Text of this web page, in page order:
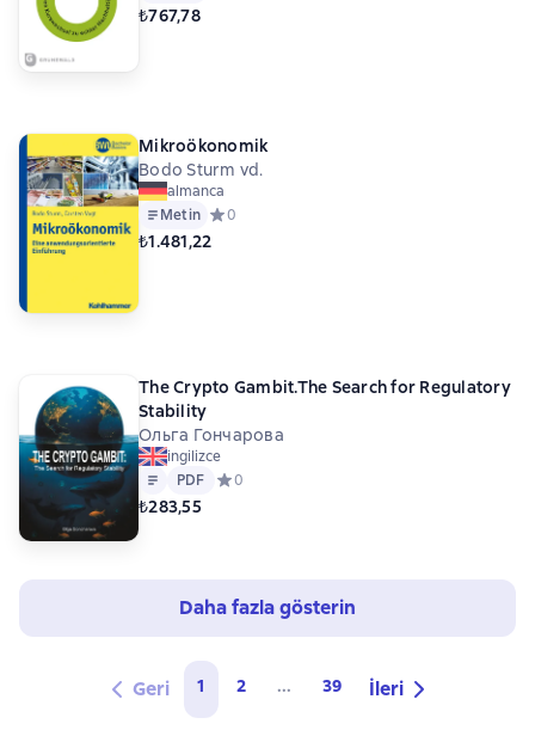
₺767,78
Mikroökonomik
Bodo Sturm vd.
almanca
Metin Средний рейтинг 0 на основе 0 оценок
0
₺1.481,22
The Crypto Gambit.The Search for Regulatory
Stability
Ольга Гончарова
ingilizce
Metin
PDF
PDF Средний рейтинг 0 на основе 0 оценок
0
₺283,55
Daha fazla gösterin
Geri 1 2 ... 39 İleri